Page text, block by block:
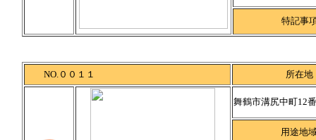
特記事
NO.００１１ 所在地
舞鶴市溝尻中町12
用途地